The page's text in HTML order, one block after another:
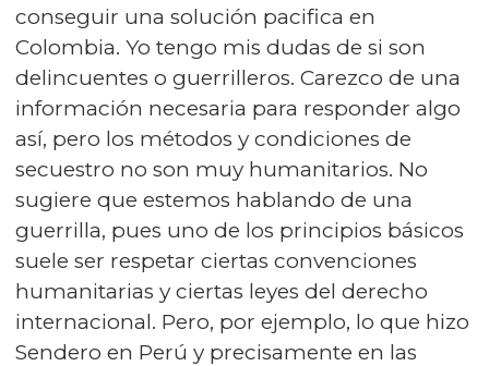
conseguir una solución pacifica en
Colombia. Yo tengo mis dudas de si son
delincuentes o guerrilleros. Carezco de una
información necesaria para responder algo
así, pero los métodos y condiciones de
secuestro no son muy humanitarios. No
sugiere que estemos hablando de una
guerrilla, pues uno de los principios básicos
suele ser respetar ciertas convenciones
humanitarias y ciertas leyes del derecho
internacional. Pero, por ejemplo, lo que hizo
Sendero en Perú y precisamente en las